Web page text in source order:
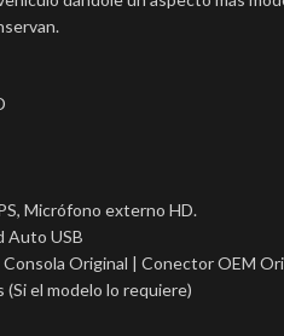
Micrófono externo HD.
Auto USB
Consola Original | Conector OEM
el modelo lo requiere)